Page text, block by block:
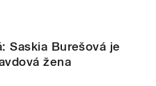
Saskia Burešová je
žena